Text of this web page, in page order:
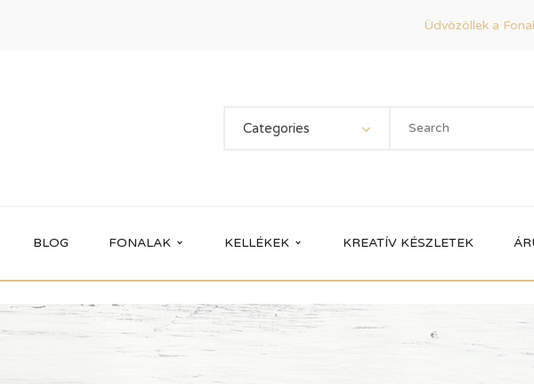
Üdvözöllek a
Categories
BLOG FONALAK KELLÉKEK KREATÍV KÉSZLETEK